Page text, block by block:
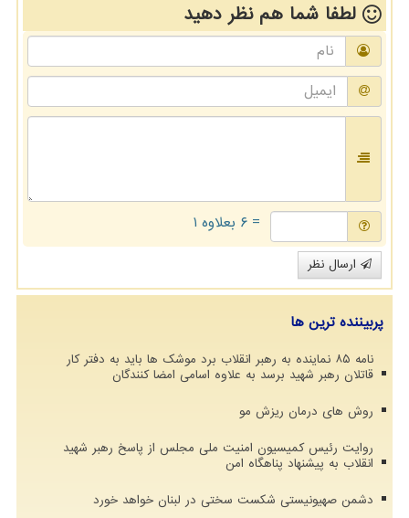
لطفا شما همنظر دهید
= ۶ بعلاوه ۱
ارسال نظر
پربیننده ترین ها
نامه ۸۵ نماینده به رهبر انقلاب برد موشک ها باید به دفتر کار
قاتلان رهبر شهید برسد به علاوه اسامی امضا کنندگان
روش های درمان ریزش مو
روایت رئیس کمیسیون امنیت ملی مجلس از پاسخ رهبر شهید
انقلاب به پیشنهاد پناهگاه امن
دشمن صهیونیستی شکست سختی در لبنان خواهد خورد